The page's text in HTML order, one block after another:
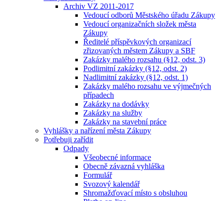
Archiv VZ 2011-2017
Vedoucí odborů Městského úřadu Zákupy
Vedoucí organizačních složek města
Zákupy
Ředitelé příspěvkových organizací
zřizovaných městem Zákupy a SBF
Zakázky malého rozsahu (§12, odst. 3)
Podlimitní zakázky (§12, odst. 2)
Nadlimitní zakázky (§12, odst. 1)
Zakázky malého rozsahu ve výjmečných
případech
Zakázky na dodávky
Zakázky na služby
Zakázky na stavební práce
Vyhlášky a nařízení města Zákupy
Potřebuji zařídit
Odpady
Všeobecné informace
Obecně závazná vyhláška
Formulář
Svozový kalendář
Shromažďovací místo s obsluhou